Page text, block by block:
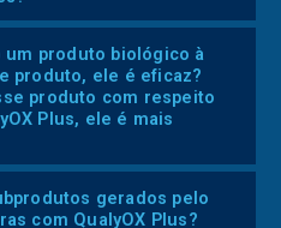
produto biológico à
produto, ele é eficaz?
produto com respeito
Plus, ele é mais
gerados pelo
com QualyOX Plus?